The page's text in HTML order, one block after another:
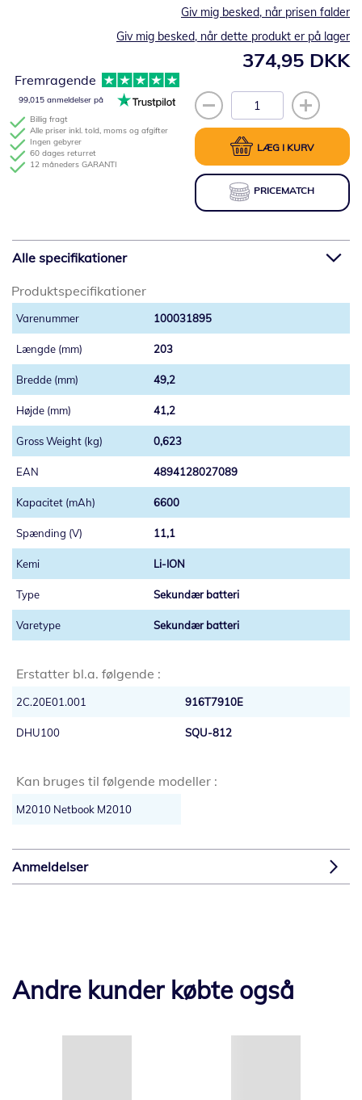
374,95 DKK
Giv mig besked, når prisen falder
Giv mig besked, når dette produkt er på lager
LÆG I KURV
PRICEMATCH
Billig fragt
Alle priser inkl. told, moms og afgifter
Ingen gebyrer
60 dages returret
12 måneders GARANTI
Fremragende
99,015 anmeldelser på
Alle specifikationer
Produktspecifikationer
100031895
203
49,2
41,2
0,623
4894128027089
6600
11,1
Li-ION
Sekundær batteri
Sekundær batteri
Erstatter bl.a. følgende :
2C.20E01.001 916T7910E
DHU100 SQU-812
Kan bruges til følgende modeller :
M2010 Netbook M2010
Anmeldelser
Andre kunder købte også